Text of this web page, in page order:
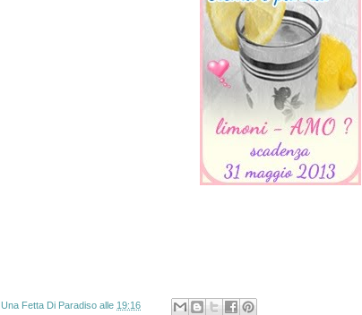
Una Fetta Di Paradiso alle 19:16